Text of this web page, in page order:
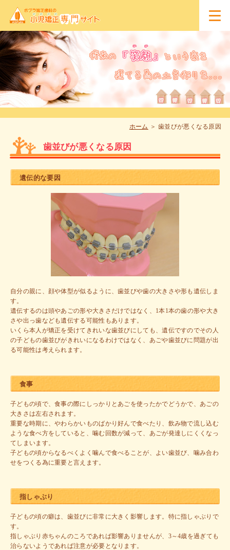
ホーム 歯並びが悪くなる原因
歯並びが悪くなる原因
遺伝的な要因
自分の親に、顔や体型が似るように、歯並びや歯の大きさや形も遺伝しま
す。
遺伝するのは頭やあごの形や大きさだけではなく、1本1本の歯の形や大き
さや出っ歯なども遺伝する可能性もあります。
いくら本人が矯正を受けてきれいな歯並びにしても、遺伝ですのでその人
の子どもの歯並びがきれいになるわけではなく、あごや歯並びに問題が出
る可能性は考えられます。
食事
子どもの頃で、食事の際にしっかりとあごを使ったかでどうかで、あごの
大きさは左右されます。
重要な時期に、やわらかいものばかり好んで食べたり、飲み物で流し込む
ような食べ方をしていると、噛む回数が減って、あごが発達しにくくなっ
てしまいます。
子どもの頃からなるべくよく噛んで食べることが、よい歯並び、噛み合わ
せをつくる為に重要と言えます。
指しゃぶり
子どもの頃の癖は、歯並びに非常に大きく影響します。特に指しゃぶりで
す。
指しゃぶり赤ちゃんのころであれば影響ありませんが、3～4歳を過ぎても
治らないようであれば注意が必要となります。